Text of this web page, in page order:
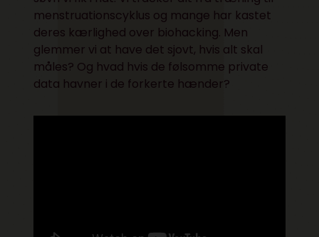
menstruationscyklus og mange har kastet
deres kærlighed over biohacking. Men
glemmer vi at have det sjovt, hvis alt skal
måles? Og hvad hvis de følsomme private
data havner i de forkerte hænder?